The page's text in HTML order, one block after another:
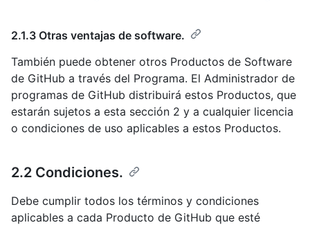
2.1.3 Otras ventajas de software.
También puede obtener otros Productos de Software
de GitHub a través del Programa. El Administrador de
programas de GitHub distribuirá estos Productos, que
estarán sujetos a esta sección 2 y a cualquier licencia
o condiciones de uso aplicables a estos Productos.
2.2 Condiciones.
Debe cumplir todos los términos y condiciones
aplicables a cada Producto de GitHub que esté